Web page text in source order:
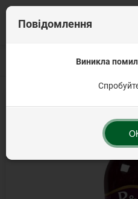
Овочеві соуси Peri
Повідомлення
Виникла